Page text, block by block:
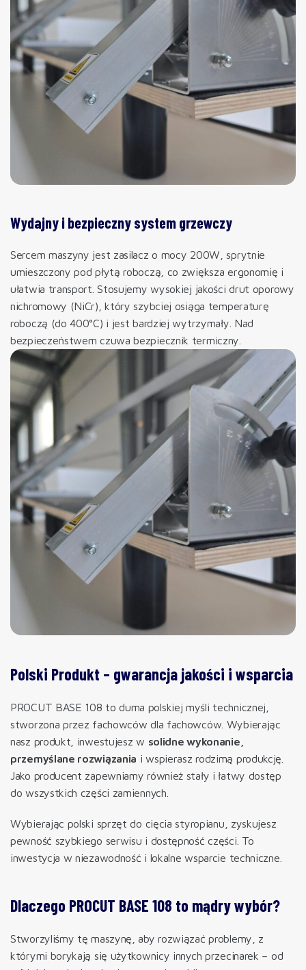
Wydajny i bezpieczny system grzewczy
Sercem maszyny jest zasilacz o mocy 200W, sprytnie
umieszczony pod płytą roboczą, co zwiększa ergonomię i
ułatwia transport. Stosujemy wysokiej jakości drut oporowy
nichromowy (NiCr), który szybciej osiąga temperaturę
roboczą (do 400°C) i jest bardziej wytrzymały. Nad
bezpieczeństwem czuwa bezpiecznik termiczny.
Polski Produkt – gwarancja jakości i wsparcia
PROCUT BASE 108 to duma polskiej myśli technicznej,
stworzona przez fachowców dla fachowców. Wybierając
nasz produkt, inwestujesz w solidne wykonanie,
przemyślane rozwiązania i wspierasz rodzimą produkcję.
Jako producent zapewniamy również stały i łatwy dostęp
do wszystkich części zamiennych.
Wybierając polski sprzęt do cięcia styropianu, zyskujesz
pewność szybkiego serwisu i dostępność części. To
inwestycja w niezawodność i lokalne wsparcie techniczne.
Dlaczego PROCUT BASE 108 to mądry wybór?
Stworzyliśmy tę maszynę, aby rozwiązać problemy, z
którymi borykają się użytkownicy innych przecinarek – od